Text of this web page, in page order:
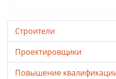
Строители
Проектировщики
Повышение